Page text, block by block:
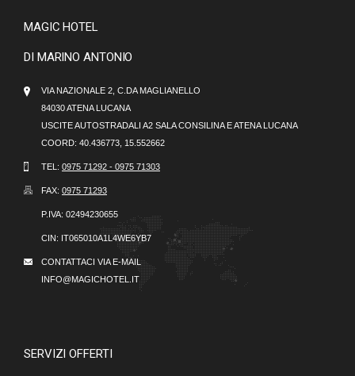
MAGIC HOTEL
DI MARINO ANTONIO
VIA NAZIONALE 2, C.DA MAGLIANELLO
84030 ATENA LUCANA
USCITE AUTOSTRADALI A2 SALA CONSILINA E ATENA LUCANA
COORD: 40.436773, 15.552662
TEL: 0975 71292 - 0975 71303
FAX: 0975 71293
P.IVA: 02494230655
CIN: IT065010A1L4WE6YB7
CONTATTACI VIA E-MAIL
INFO@MAGICHOTEL.IT
SERVIZI OFFERTI